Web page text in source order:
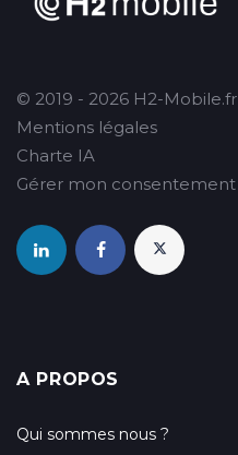
© 2019 - 2026 H2-Mobile.fr
Mentions légales
Charte IA
Gérer mon consentement
A PROPOS
Qui sommes nous ?